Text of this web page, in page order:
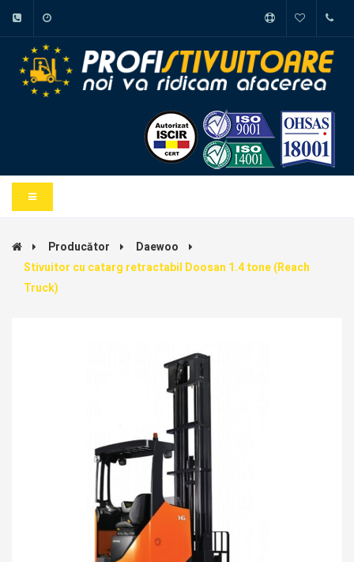
Producător
Daewoo
Stivuitor cu catarg retractabil Doosan 1.4 tone (Reach
Truck)